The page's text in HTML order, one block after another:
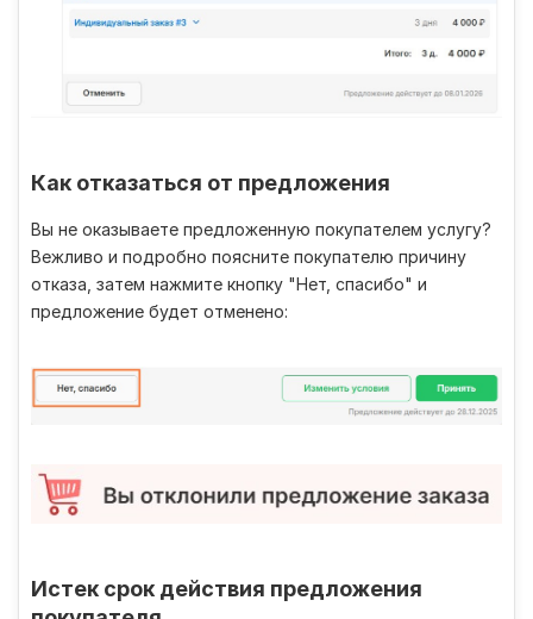
Как отказаться от предложения
Вы не оказываете предложенную покупателем услугу?
Вежливо и подробно поясните покупателю причину
отказа, затем нажмите кнопку "Нет, спасибо" и
предложение будет отменено:
Истек срок действия предложения